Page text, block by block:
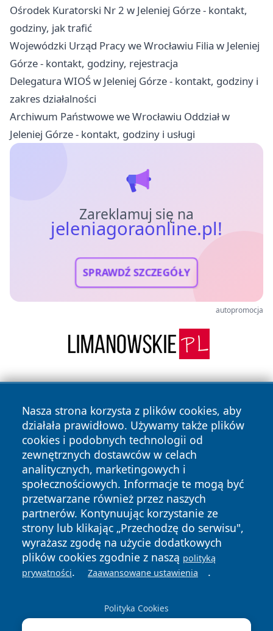
Ośrodek Kuratorski Nr 2 w Jeleniej Górze - kontakt,
godziny, jak trafić
Wojewódzki Urząd Pracy we Wrocławiu Filia w Jeleniej
Górze - kontakt, godziny, rejestracja
Delegatura WIOŚ w Jeleniej Górze - kontakt, godziny i
zakres działalności
Archiwum Państwowe we Wrocławiu Oddział w
Jeleniej Górze - kontakt, godziny i usługi
Zareklamuj się na
jeleniagoraonline.pl!
SPRAWDŹ SZCZEGÓŁY
autopromocja
Nasza strona korzysta z plików cookies, aby
działała prawidłowo. Używamy także plików
cookies i podobnych technologii od
zewnętrznych dostawców w celach
analitycznych, marketingowych i
społecznościowych. Informacje te mogą być
przetwarzane również przez naszych
partnerów. Kontynuując korzystanie ze
strony lub klikając „Przechodzę do serwisu",
wyrażasz zgodę na użycie dodatkowych
plików cookies zgodnie z naszą polityką
prywatności. Zaawansowane ustawienia .
Polityka Cookies
Copyright © 2026 jeleniagoraonline.pl Wszystkie prawa
zastrzeżone.
News Autorzy
Polityka
Prywatności
Polityka
Cookies